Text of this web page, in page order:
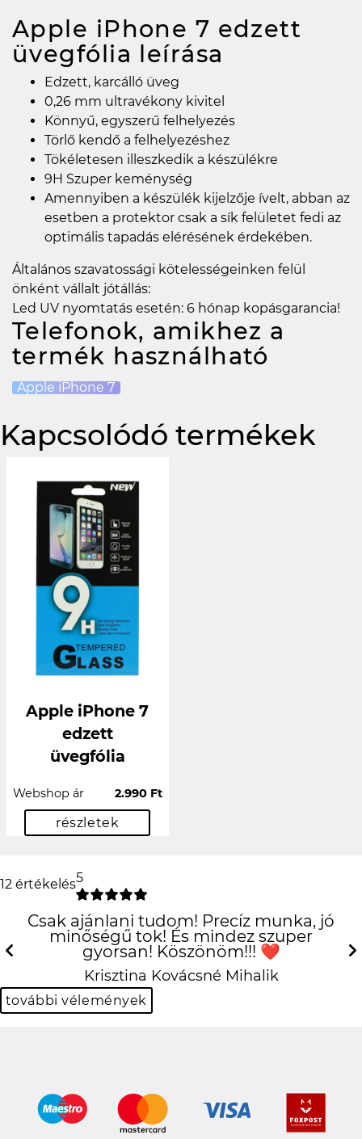
Apple iPhone 7 edzett
üvegfólia leírása
Edzett, karcálló üveg
0,26 mm ultravékony kivitel
Könnyű, egyszerű felhelyezés
Törlő kendő a felhelyezéshez
Tökéletesen illeszkedik a készülékre
9H Szuper keménység
Amennyiben a készülék kijelzője ívelt, abban az
esetben a protektor csak a sík felületet fedi az
optimális tapadás elérésének érdekében.
Általános szavatossági kötelességeinken felül
önként vállalt jótállás:
Led UV nyomtatás esetén: 6 hónap kopásgarancia!
Telefonok, amikhez a
termék használható
Apple iPhone 7
Kapcsolódó termékek
Apple iPhone 7
edzett
üvegfólia
Webshop ár 2.990 Ft
részletek
12 értékelés5
Csak ajánlani tudom! Precíz munka, jó
minőségű tok! És mindez szuper
gyorsan! Köszönöm!!! ❤️
Krisztina Kovácsné Mihalik
Previous
további vélemények